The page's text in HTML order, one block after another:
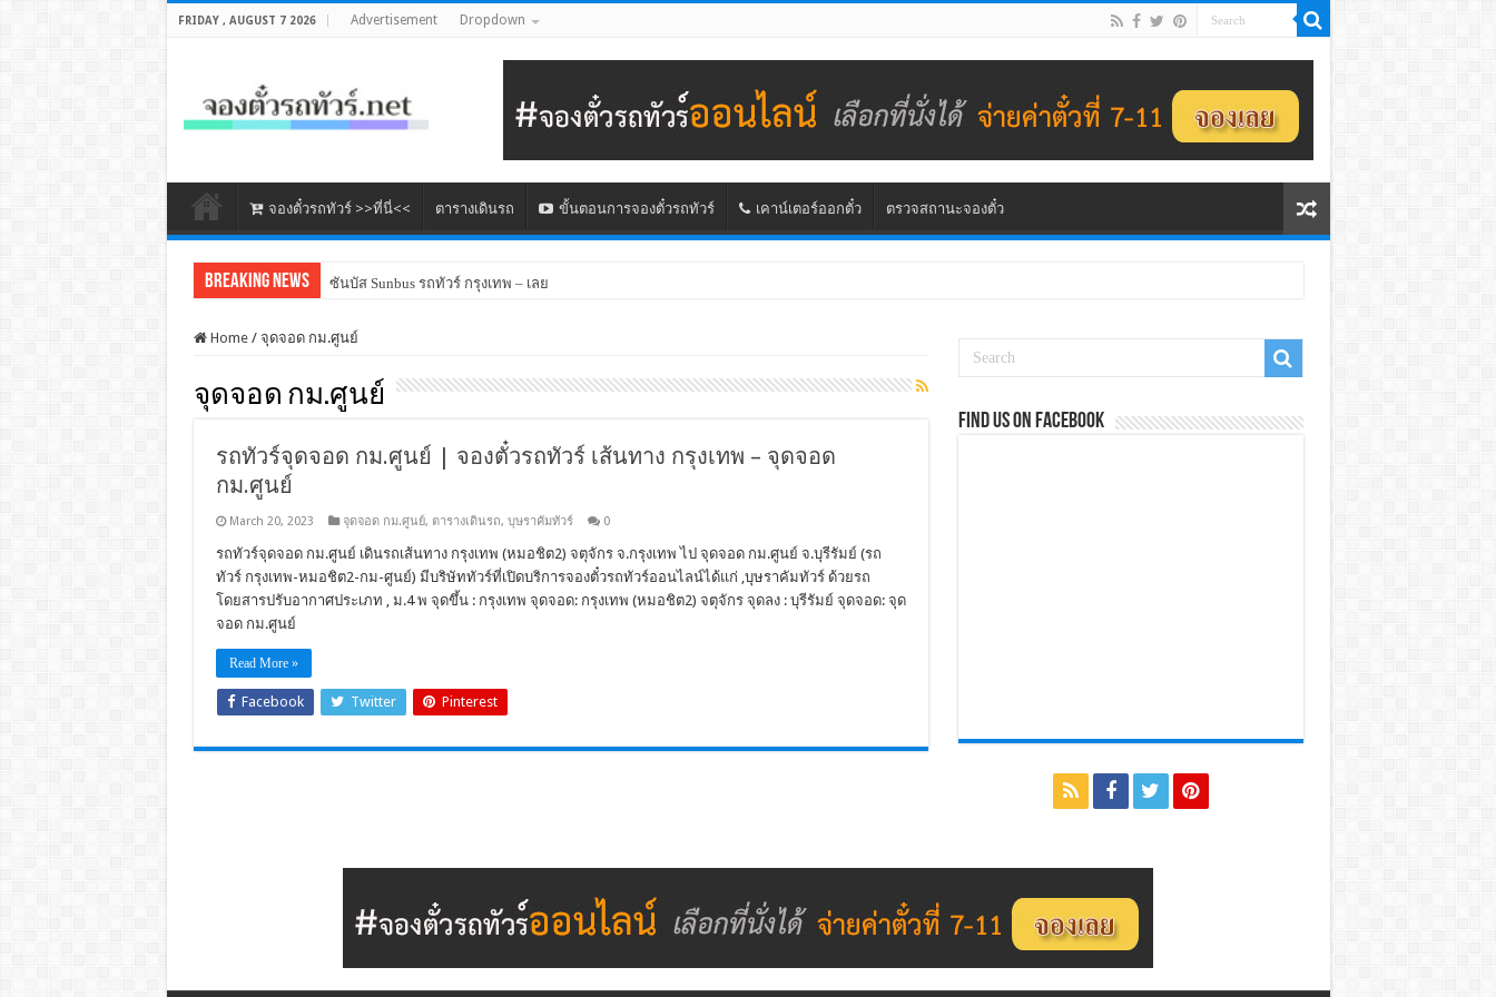
FRIDAY , AUGUST 7 2026 Advertisement Dropdown
จองตั๋วรถทัวร์ >>ที่นี่<< ตารางเดินรถ ขั้นตอนการจองตั๋วรถทัวร์ เคาน์เตอร์ออกตั๋ว ตรวจสถานะจองตั๋ว
Breaking News ซันบัส Sunbus รถทัวร์ กรุงเทพ – เลย
Home / จุดจอด กม.ศูนย์
จุดจอด กม.ศูนย์
รถทัวร์จุดจอด กม.ศูนย์ | จองตั๋วรถทัวร์ เส้นทาง กรุงเทพ – จุดจอด
กม.ศูนย์
March 20, 2023 จุดจอด กม.ศูนย์, ตารางเดินรถ, บุษราคัมทัวร์ 0
รถทัวร์จุดจอด กม.ศูนย์ เดินรถเส้นทาง กรุงเทพ (หมอชิต2) จตุจักร จ.กรุงเทพ ไป จุดจอด กม.ศูนย์ จ.บุรีรัมย์ (รถ
ทัวร์ กรุงเทพ-หมอชิต2-กม-ศูนย์) มีบริษัททัวร์ที่เปิดบริการจองตั๋วรถทัวร์ออนไลน์ได้แก่ ,บุษราคัมทัวร์ ด้วยรถ
โดยสารปรับอากาศประเภท , ม.4 พ จุดขึ้น : กรุงเทพ จุดจอด: กรุงเทพ (หมอชิต2) จตุจักร จุดลง : บุรีรัมย์ จุดจอด: จุด
จอด กม.ศูนย์
Read More »
Facebook Twitter Pinterest
Find us on Facebook